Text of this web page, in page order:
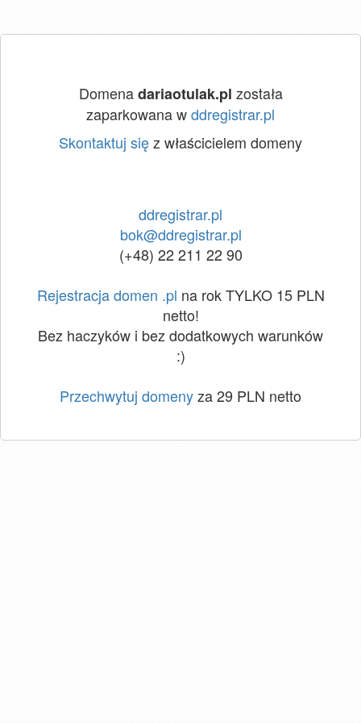
Domenadariaotulak.pl została
zaparkowana wddregistrar.pl
Skontaktuj sięz właścicielem domeny
ddregistrar.pl
bok@ddregistrar.pl
(+48) 22 211 22 90
Rejestracja domen .pl na rok TYLKO 15 PLN
netto!
Bez haczyków i bez dodatkowych warunków
:)
Przechwytuj domenyza 29 PLN netto